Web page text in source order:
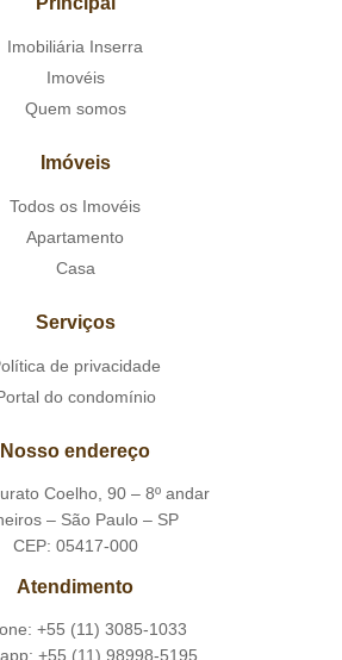
Imobiliária Inserra
Imovéis
Quem somos
Imóveis
Todos os Imovéis
Apartamento
Casa
Serviços
de privacidade
do condomínio
Nosso endereço
Coelho, 90 – 8º andar
– São Paulo – SP
CEP: 05417-000
Atendimento
+55 (11) 3085-1033
+55 (11) 98998-5195